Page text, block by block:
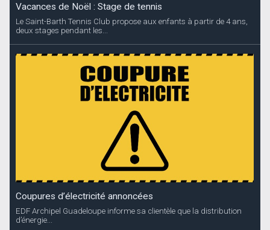
Vacances de Noël : Stage de tennis
Le Saint-Barth Tennis Club propose aux enfants à partir de 4 ans,
deux stages pendant les...
Coupures d’électricité annoncées
EDF Archipel Guadeloupe informe sa clientèle que la distribution
d’énergie...